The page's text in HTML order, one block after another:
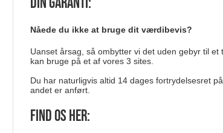
Nåede du ikke at bruge dit værdibevis?
Uanset årsag, så ombytter vi det uden gebyr til et
kan bruge på et af vores 3 sites.
Du har naturligvis altid 14 dages fortrydelsesret
andet er anført.
Find os her: